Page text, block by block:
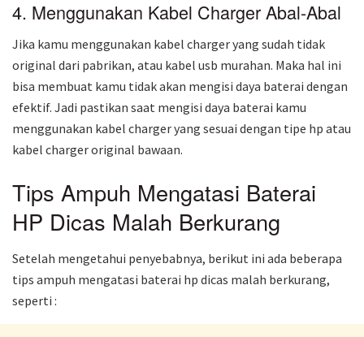
4. Menggunakan Kabel Charger Abal-Abal
Jika kamu menggunakan kabel charger yang sudah tidak
original dari pabrikan, atau kabel usb murahan. Maka hal ini
bisa membuat kamu tidak akan mengisi daya baterai dengan
efektif. Jadi pastikan saat mengisi daya baterai kamu
menggunakan kabel charger yang sesuai dengan tipe hp atau
kabel charger original bawaan.
Tips Ampuh Mengatasi Baterai
HP Dicas Malah Berkurang
Setelah mengetahui penyebabnya, berikut ini ada beberapa
tips ampuh mengatasi baterai hp dicas malah berkurang,
seperti :